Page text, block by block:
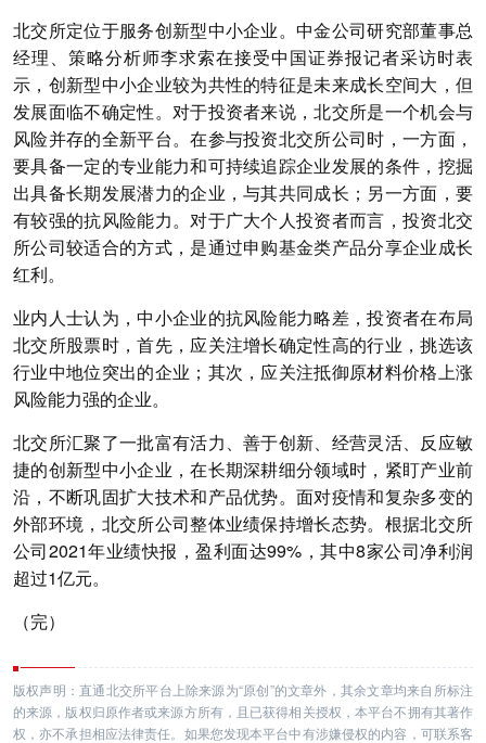
北交所定位于服务创新型中小企业。中金公司研究部董事总
经理、策略分析师李求索在接受中国证券报记者采访时表
示，创新型中小企业较为共性的特征是未来成长空间大，但
发展面临不确定性。对于投资者来说，北交所是一个机会与
风险并存的全新平台。在参与投资北交所公司时，一方面，
要具备一定的专业能力和可持续追踪企业发展的条件，挖掘
出具备长期发展潜力的企业，与其共同成长；另一方面，要
有较强的抗风险能力。对于广大个人投资者而言，投资北交
所公司较适合的方式，是通过申购基金类产品分享企业成长
红利。
业内人士认为，中小企业的抗风险能力略差，投资者在布局
北交所股票时，首先，应关注增长确定性高的行业，挑选该
行业中地位突出的企业；其次，应关注抵御原材料价格上涨
风险能力强的企业。
北交所汇聚了一批富有活力、善于创新、经营灵活、反应敏
捷的创新型中小企业，在长期深耕细分领域时，紧盯产业前
沿，不断巩固扩大技术和产品优势。面对疫情和复杂多变的
外部环境，北交所公司整体业绩保持增长态势。根据北交所
公司2021年业绩快报，盈利面达99%，其中8家公司净利润
超过1亿元。
（完）
版权声明：直通北交所平台上除来源为“原创”的文章外，其余文章均来自所标注
的来源，版权归原作者或来源方所有，且已获得相关授权，本平台不拥有其著作
权，亦不承担相应法律责任。如果您发现本平台中有涉嫌侵权的内容，可联系客